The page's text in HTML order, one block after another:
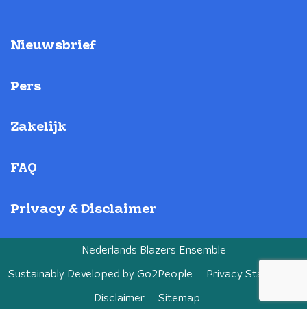
Nieuwsbrief
Pers
Zakelijk
FAQ
Privacy & Disclaimer
Nederlands Blazers Ensemble
Sustainably Developed by Go2People Privacy Statement
Disclaimer Sitemap